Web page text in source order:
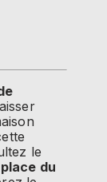
le
place du